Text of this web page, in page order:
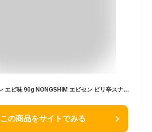
農心 辛口 セウカン エビ味 90g NONGSHIM エビセン ピリ辛スナック 韓国お菓子 韓国食品
この商品をサイトでみる